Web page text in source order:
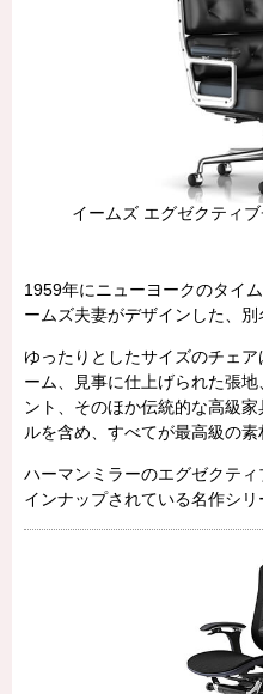
イームズ エグゼクティ
1959年にニューヨークのタイ
ームズ夫妻がデザインした、別
ゆったりとしたサイズのチェ
ーム、見事に仕上げられた張
ント、そのほか伝統的な高級
ルを含め、すべてが最高級の素
ハーマンミラーのエグゼクテ
インナップされている名作シリ